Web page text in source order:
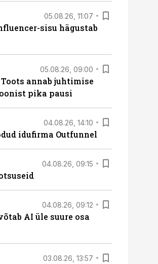
05.08.26, 11:07
sisu hägustab
05.08.26, 09:00
annab juhtimise
pika pausi
04.08.26, 14:10
idufirma Outfunnel
04.08.26, 09:15
04.08.26, 09:12
AI üle suure osa
03.08.26, 13:57